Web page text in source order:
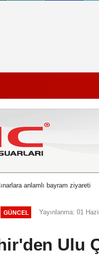
anlamlı bayram ziyareti
GÜNCEL Yayınlanma: 01
Ulu